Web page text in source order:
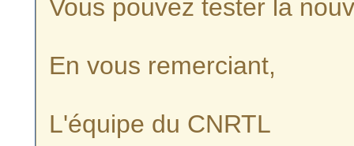
Vous pouvez tester la
En vous remerciant,
L'équipe du CNRTL